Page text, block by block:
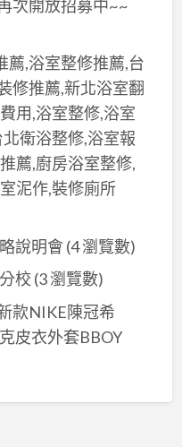
次開放招募中~~
薦,浴室整修推薦,台
修推薦,新北浴室翻
用,浴室整修,浴室
衛浴整修,浴室報
薦,廚房浴室整修,
泥作,裝修廁所
說明會 (4 瀏覽數)
校 (3 瀏覽數)
款NIKE陳冠希
皮衣外套BBOY